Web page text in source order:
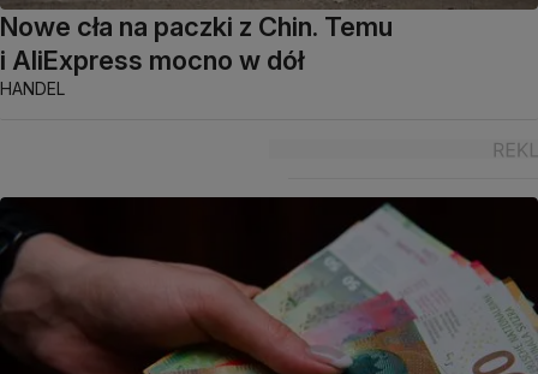
Nowe cła na paczki z Chin. Temu
i AliExpress mocno w dół
HANDEL